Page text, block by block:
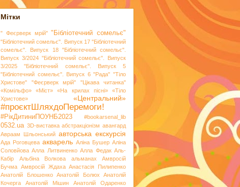
Мітки
" Феєрверк мрій" "Бібліотечний сомельє"
"Бібліотечний сомельє". Випуск 17 "Бібліотечний
сомельє". Випуск 18
"Бібліотечний сомельє".
Випуск 3/2024 "Бібліотечний сомельє". Випуск
3/2025
"Бібліотечний сомельє". Випуск 5
"Бібліотечний сомельє". Випуск 6 "Рада" "Тіло
Христове"
"Феєрверк мрій"
"Цікава читанка"
«Комільфо»
«Міст» «На крилах пісні»
«Тіло
Христове»
«Центральний»
#проєктШляхдоПеремоги!
#РікДитиниПОУНБ2023 #bookarsenal_lib
0532.ua 3D-виставка абстракціонізм авангард
Авраам Шльонський авторська екскурсія
Ада Роговцева акварель Аліна Бушер Аліна
Соловйова Алла Литвиненко Алла Федак Аль-
Кабір
Альбіна Волкова альманах
Амвросій
Бучма Амвросій Ждаха Анастасія Пилипенко
Анатолій Блошенко
Анатолій Болюх
Анатолій
Кочерга
Анатолій Мішин
Анатолій Одаренко